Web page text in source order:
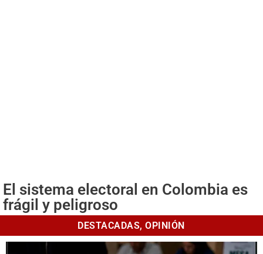
El sistema electoral en Colombia es
frágil y peligroso
DESTACADAS,OPINIÓN